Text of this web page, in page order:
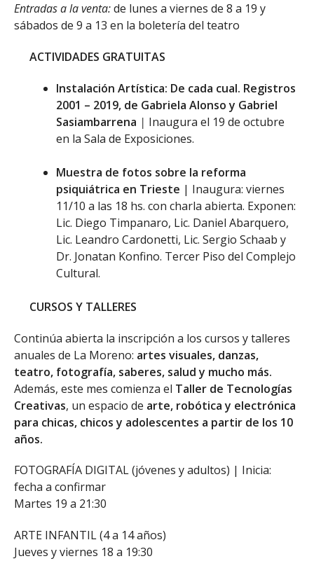
Entradas a la venta:de lunes a viernes de 8 a 19 y
sábados de 9 a 13 en la boletería del teatro
ACTIVIDADES GRATUITAS
Instalación Artística: De cada cual. Registros
2001 – 2019, de Gabriela Alonso y Gabriel
Sasiambarrena | Inaugura el 19 de octubre
en la Sala de Exposiciones.
Muestra de fotos sobre la reforma
psiquiátrica en Trieste | Inaugura: viernes
11/10 a las 18 hs. con charla abierta. Exponen:
Lic. Diego Timpanaro, Lic. Daniel Abarquero,
Lic. Leandro Cardonetti, Lic. Sergio Schaab y
Dr. Jonatan Konfino. Tercer Piso del Complejo
Cultural.
CURSOS Y TALLERES
Continúa abierta la inscripción a los cursos y talleres
anuales de La Moreno: artes visuales, danzas,
teatro, fotografía, saberes, salud y mucho más.
Además, este mes comienza el Taller de Tecnologías
Creativas, un espacio de arte, robótica y electrónica
para chicas, chicos y adolescentes a partir de los 10
años.
FOTOGRAFÍA DIGITAL (jóvenes y adultos) | Inicia:
fecha a confirmar
Martes 19 a 21:30
ARTE INFANTIL (4 a 14 años)
Jueves y viernes 18 a 19:30